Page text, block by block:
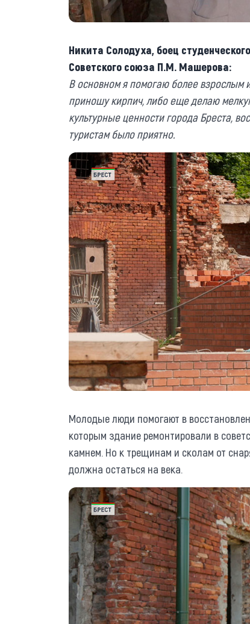
Никита Солодуха, боец
Советского союза П.М. Машерова:
В основном я помогаю более взрослым
приношу кирпич, либо еще делаю
культурные ценности города Бреста,
туристам было приятно.
Молодые люди помогают в
которым здание ремонтировали в
камнем. Но к трещинам и сколам от
должна остаться на века.